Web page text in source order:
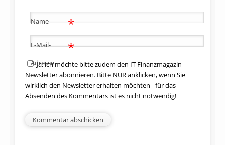
Name *
E-Mail-
Adresse
*
Ja, ich möchte bitte zudem den IT Finanzmagazin-
Newsletter abonnieren. Bitte NUR anklicken, wenn Sie
wirklich den Newsletter erhalten möchten - für das
Absenden des Kommentars ist es nicht notwendig!